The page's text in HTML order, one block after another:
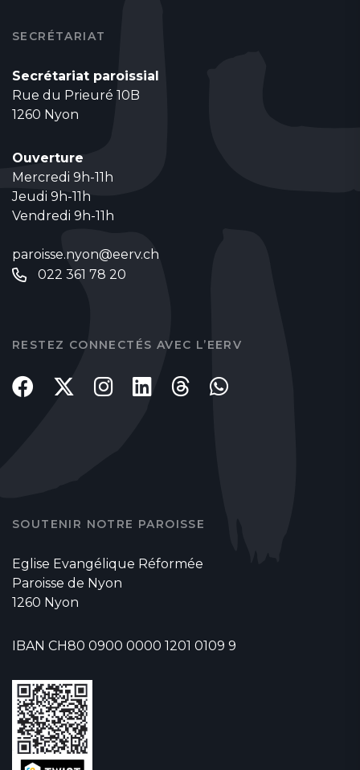
SECRÉTARIAT
Secrétariat paroissial
Rue du Prieuré 10B
1260 Nyon
Ouverture
Mercredi 9h-11h
Jeudi 9h-11h
Vendredi 9h-11h
paroisse.nyon@eerv.ch
022 361 78 20
RESTEZ CONNECTÉS AVEC L’EERV
SOUTENIR NOTRE PAROISSE
Eglise Evangélique Réformée
Paroisse de Nyon
1260 Nyon
IBAN CH80 0900 0000 1201 0109 9